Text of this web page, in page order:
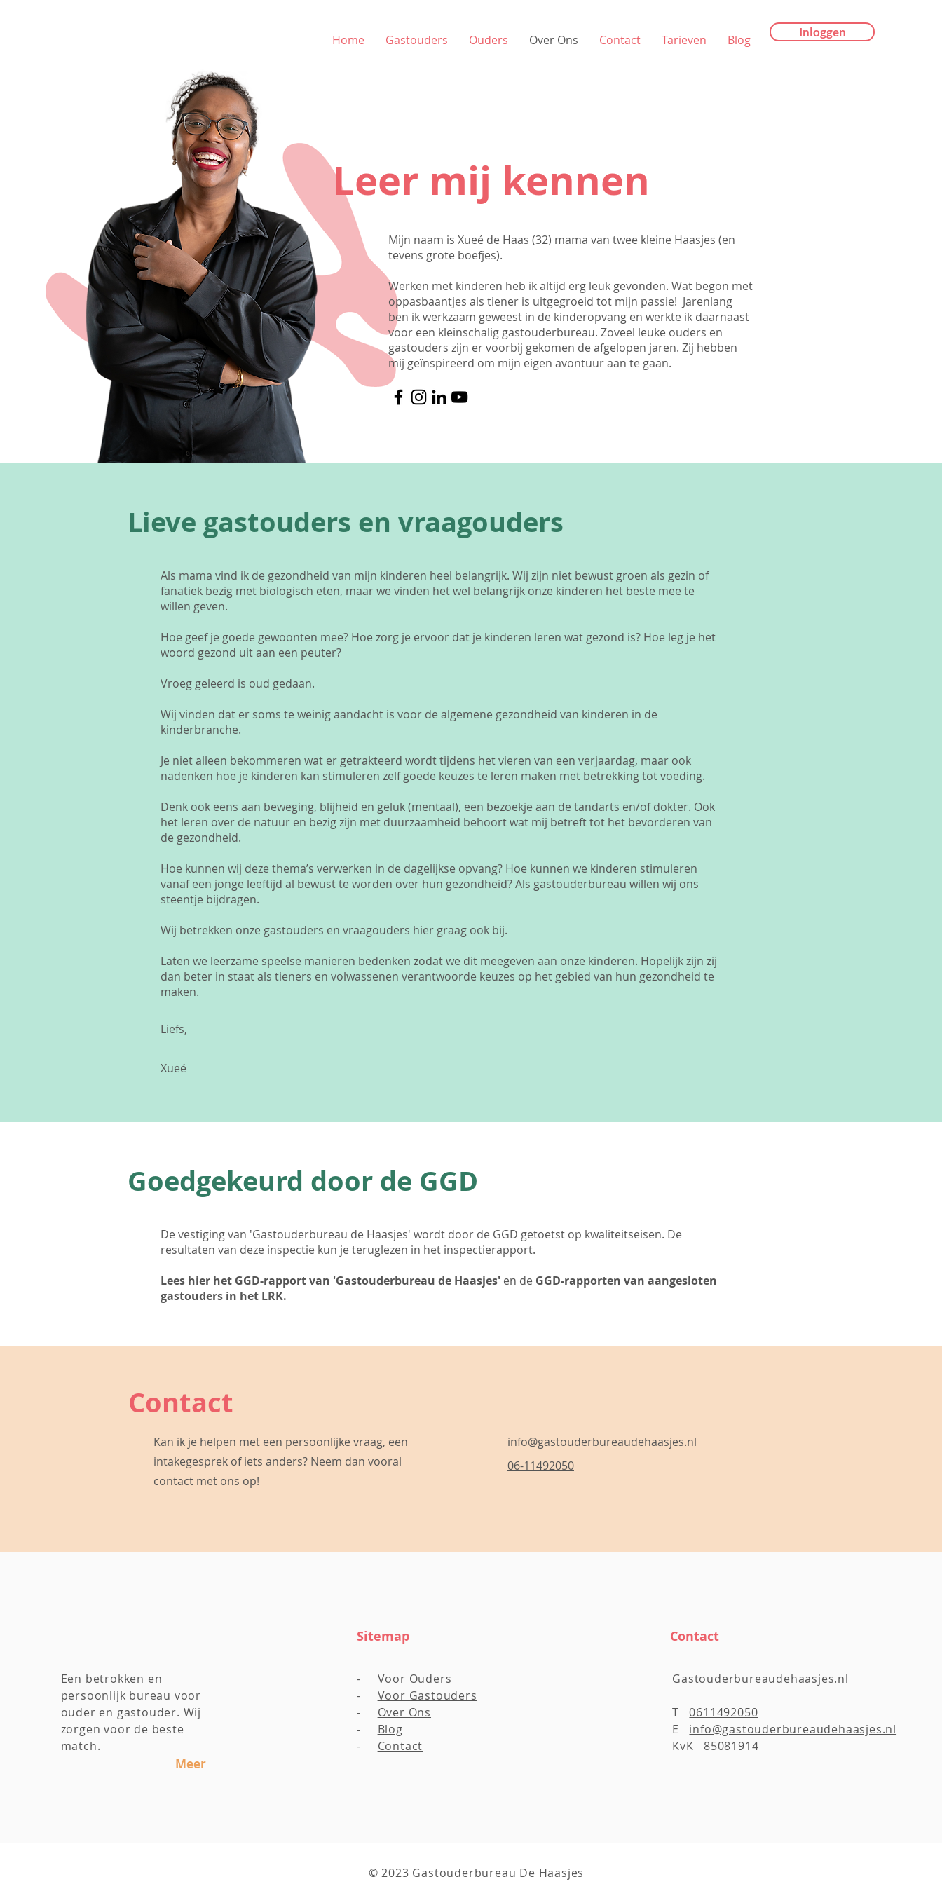
Home Gastouders Ouders Over Ons Contact Tarieven Blog
Inloggen
Leer mij kennen
Mijn naam is Xueé de Haas (32) mama van twee kleine Haasjes (en
tevens grote boefjes).
Werken met kinderen heb ik altijd erg leuk gevonden. Wat begon met
oppasbaantjes als tiener is uitgegroeid tot mijn passie! Jarenlang
ben ik werkzaam geweest in de kinderopvang en werkte ik daarnaast
voor een kleinschalig gastouderbureau. Zoveel leuke ouders en
gastouders zijn er voorbij gekomen de afgelopen jaren. Zij hebben
mij geïnspireerd om mijn eigen avontuur aan te gaan.
Lieve gastouders en vraagouders
Als mama vind ik de gezondheid van mijn kinderen heel belangrijk. Wij zijn niet bewust groen als gezin of
fanatiek bezig met biologisch eten, maar we vinden het wel belangrijk onze kinderen het beste mee te
willen geven.
Hoe geef je goede gewoonten mee? Hoe zorg je ervoor dat je kinderen leren wat gezond is? Hoe leg je het
woord gezond uit aan een peuter?
Vroeg geleerd is oud gedaan.
Wij vinden dat er soms te weinig aandacht is voor de algemene gezondheid van kinderen in de
kinderbranche.
Je niet alleen bekommeren wat er getrakteerd wordt tijdens het vieren van een verjaardag, maar ook
nadenken hoe je kinderen kan stimuleren zelf goede keuzes te leren maken met betrekking tot voeding.
Denk ook eens aan beweging, blijheid en geluk (mentaal), een bezoekje aan de tandarts en/of dokter. Ook
het leren over de natuur en bezig zijn met duurzaamheid behoort wat mij betreft tot het bevorderen van
de gezondheid.
Hoe kunnen wij deze thema’s verwerken in de dagelijkse opvang? Hoe kunnen we kinderen stimuleren
vanaf een jonge leeftijd al bewust te worden over hun gezondheid? Als gastouderbureau willen wij ons
steentje bijdragen.
Wij betrekken onze gastouders en vraagouders hier graag ook bij.
Laten we leerzame speelse manieren bedenken zodat we dit meegeven aan onze kinderen. Hopelijk zijn zij
dan beter in staat als tieners en volwassenen verantwoorde keuzes op het gebied van hun gezondheid te
maken.
Liefs,
Xueé
Goedgekeurd door de GGD
De vestiging van 'Gastouderbureau de Haasjes' wordt door de GGD getoetst op kwaliteitseisen. De
resultaten van deze inspectie kun je teruglezen in het inspectierapport.
Lees hier het GGD-rapport van 'Gastouderbureau de Haasjes' en de GGD-rapporten van aangesloten
gastouders in het LRK.
Contact
Kan ik je helpen met een persoonlijke vraag, een
intakegesprek of iets anders? Neem dan vooral
contact met ons op!
info@gastouderbureaudehaasjes.nl
06-11492050
Een betrokken en
persoonlijk bureau voor
ouder en gastouder. Wij
zorgen voor de beste
match.
Meer
Sitemap
- Voor Ouders
- Voor Gastouders
-
Over Ons
- Blog
- Contact
Contact
Gastouderbureaudehaasjes.nl
T0611492050
E info@gastouderbureaudehaasjes.nl
KvK 85081914
© 2023 Gastouderbureau De Haasjes